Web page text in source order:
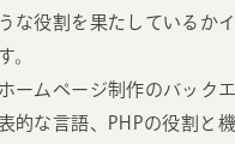
な役割を果たしているか
。
ームページ制作のバック
的な言語、PHPの役割と